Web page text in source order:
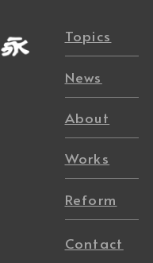
Topics
News
About
Works
Reform
Contact